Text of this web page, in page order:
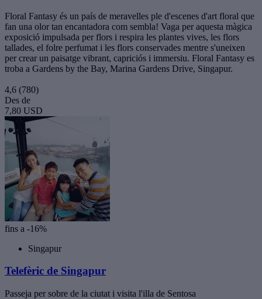
Floral Fantasy és un país de meravelles ple d'escenes d'art floral que
fan una olor tan encantadora com sembla! Vaga per aquesta màgica
exposició impulsada per flors i respira les plantes vives, les flors
tallades, el folre perfumat i les flors conservades mentre s'uneixen
per crear un paisatge vibrant, capriciós i immersiu. Floral Fantasy es
troba a Gardens by the Bay, Marina Gardens Drive, Singapur.
4,6 (780)
Des de
7,80 USD
fins a -16%
Singapur
Telefèric de Singapur
Passeja per sobre de la ciutat i visita l'illa de Sentosa